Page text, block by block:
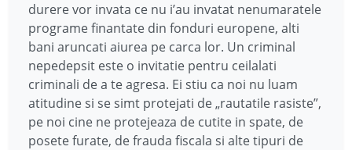
durere vor invata ce nu i’au invatat nenumaratele
programe finantate din fonduri europene, alti
bani aruncati aiurea pe carca lor. Un criminal
nepedepsit este o invitatie pentru ceilalati
criminali de a te agresa. Ei stiu ca noi nu luam
atitudine si se simt protejati de „rautatile rasiste”,
pe noi cine ne protejeaza de cutite in spate, de
posete furate, de frauda fiscala si alte tipuri de